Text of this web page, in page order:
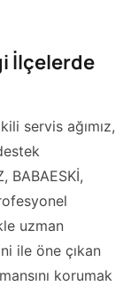
İlçelerde
servis ağımız,
BABAESKİ,
uzman
ile öne çıkan
korumak